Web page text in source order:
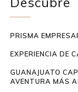
PRISMA
EXPERIENCIA DE
GUANAJUATO
AVENTURA MÁS